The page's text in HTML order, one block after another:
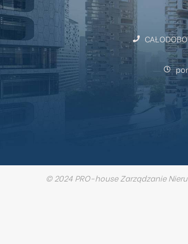
© 2024 PRO-house Zarządzanie